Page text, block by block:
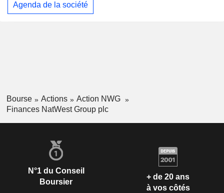
Agenda de la société
Bourse Actions
Action NWG
Finances NatWest Group plc
N°1 du Conseil
Boursier
+ de 20 ans
à vos côtés